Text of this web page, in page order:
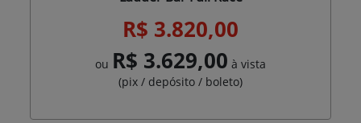
R$ 3.820,00
ou R$ 3.629,00 à vista
(pix / depósito / boleto)